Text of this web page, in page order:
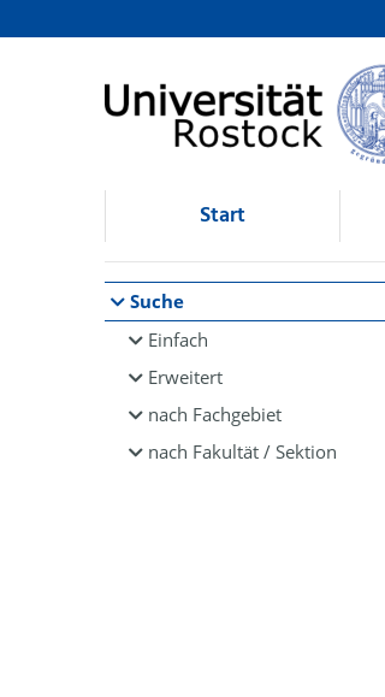
Browsen
direkt zum Inhalt
Start
Suche
Einfach
Erweitert
nach Fachgebiet
nach Fakultät / Sektion